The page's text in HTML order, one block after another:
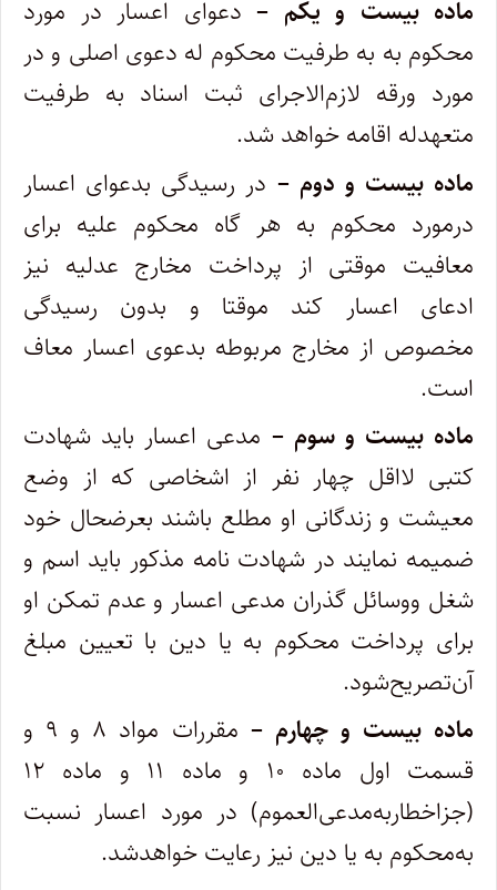
ماده بیست و یکم – دعوای اعسار در مورد
محکوم‌ به به طرفیت محکوم‌ له دعوی اصلی و در
مورد ورقه لازم‌الاجرای ثبت اسناد به طرفیت
متعهدله ‌اقامه خواهد شد.
ماده بیست و دوم – در رسیدگی بدعوای اعسار
درمورد محکوم ‌به هر گاه محکوم‌ علیه برای
معافیت موقتی از پرداخت مخارج عدلیه نیز
ادعای‌ اعسار کند موقتا و بدون رسیدگی
مخصوص از مخارج مربوطه بدعوی اعسار معاف
است.
ماده بیست و سوم – مدعی اعسار باید شهادت
کتبی لااقل چهار نفر از اشخاصی که از وضع
معیشت و زندگانی او مطلع باشند بعرضحال خود
‌ضمیمه نمایند در شهادت نامه مذکور باید اسم و
شغل ووسائل گذران مدعی اعسار و عدم تمکن او
برای پرداخت محکوم ‌به یا دین با تعیین مبلغ
آن‌تصریح‌شود.
ماده بیست و چهارم –
مقررات مواد ۸ و ۹ و
قسمت اول ماده ۱۰ و ماده ۱۱ و ماده ۱۲
(‌جزاخطاربه‌مدعی‌العموم) در مورد اعسار نسبت
به‌محکوم ‌به یا دین نیز رعایت خواهدشد.